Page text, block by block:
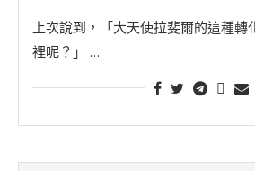
上次說到，「大天使拉斐爾的這種轉
裡呢？」 …